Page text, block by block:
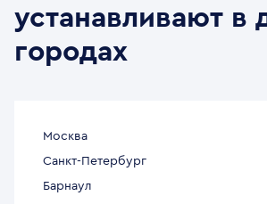
устанавливают в
городах
Москва
Санкт-Петербург
Барнаул